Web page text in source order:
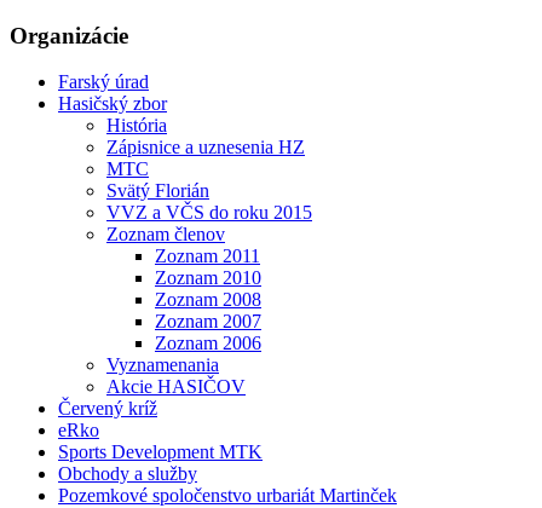
Organizácie
Farský úrad
Hasičský zbor
História
Zápisnice a uznesenia HZ
MTC
Svätý Florián
VVZ a VČS do roku 2015
Zoznam členov
Zoznam 2011
Zoznam 2010
Zoznam 2008
Zoznam 2007
Zoznam 2006
Vyznamenania
Akcie HASIČOV
Červený kríž
eRko
Sports Development MTK
Obchody a služby
Pozemkové spoločenstvo urbariát Martinček